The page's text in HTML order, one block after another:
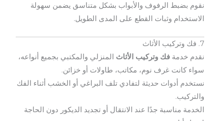
نقوم بضبط الرفوف والأبواب بشكل متناسق يضمن سهولة
الاستخدام وثبات القطع على المدى الطويل.
7. فك وتركيب الأثاث
نقدم خدمةفك وتركيب الأثاث المنزلي والمكتبي بجميع أنواعه،
سواء كانت غرف نوم، مكاتب، طاولات أو خزائن.
نستخدم أدوات حديثة لتفادي تلف البراغي أو الخشب أثناء الفك
والتركيب.
الخدمة مناسبة جدًا عند الانتقال أو تجديد الديكور دون الحاجة